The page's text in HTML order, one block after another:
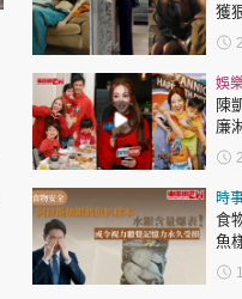
獲
仔
娛
陳
廉
護
表
時
食
魚
令
損